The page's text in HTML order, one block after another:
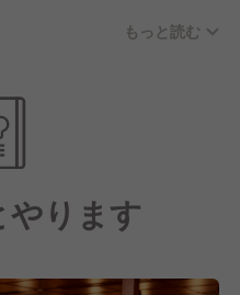
活躍いただける環境で
】
のリフレッシュ休暇も
ん、研修制度や資格支援
ライベートも仕事もど
もっと読む
やります